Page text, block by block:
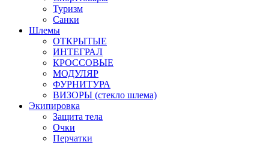
Туризм
Санки
Шлемы
ОТКРЫТЫЕ
ИНТЕГРАЛ
КРОССОВЫЕ
МОДУЛЯР
ФУРНИТУРА
ВИЗОРЫ (стекло шлема)
Экипировка
Защита тела
Очки
Перчатки